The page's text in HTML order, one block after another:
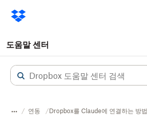
도움말 센터
연동 Dropbox를 Claude에 연결하는 방법